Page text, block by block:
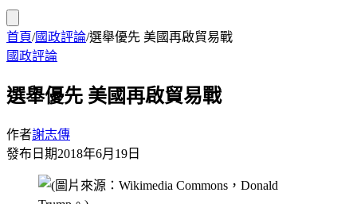
首頁/國政評論/選舉優先 美國再啟貿易戰
國政評論
選舉優先 美國再啟貿易戰
作者謝志傳
發布日期2018年6月19日